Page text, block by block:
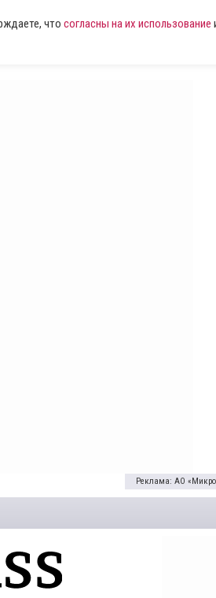
что согласны на их использование
Реклама: АО